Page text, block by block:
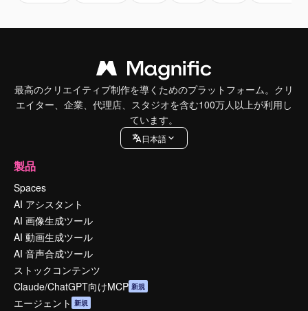
最高のクリエイティブ制作を導くためのプラットフォーム。クリ
エイター、企業、代理店、スタジオを含む100万人以上が利用し
ています。
日本語
製品
Spaces
AI アシスタント
AI 画像生成ツール
AI 動画生成ツール
AI 音声合成ツール
ストックコンテンツ
Claude/ChatGPT向けMCP 新規
エージェント 新規